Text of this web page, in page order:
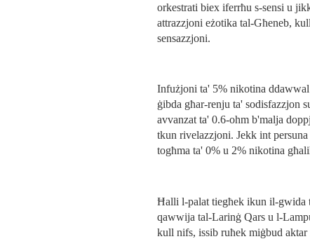
orkestrati biex iferrħu s-sensi u
attrazzjoni eżotika tal-Għeneb,
sensazzjoni.
Infużjoni ta' 5% nikotina
ġibda għar-renju ta' sodisfazzjon
avvanzat ta' 0.6-ohm b'malja
tkun rivelazzjoni. Jekk int
togħma ta' 0% u 2% nikotina
Ħalli l-palat tiegħek ikun il-gwida
qawwija tal-Larinġ Qars u l-
kull nifs, issib ruħek miġbud